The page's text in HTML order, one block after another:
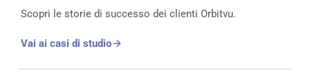
Scopri le storie di successo dei clienti Orbitvu.
Vai ai casi di studio